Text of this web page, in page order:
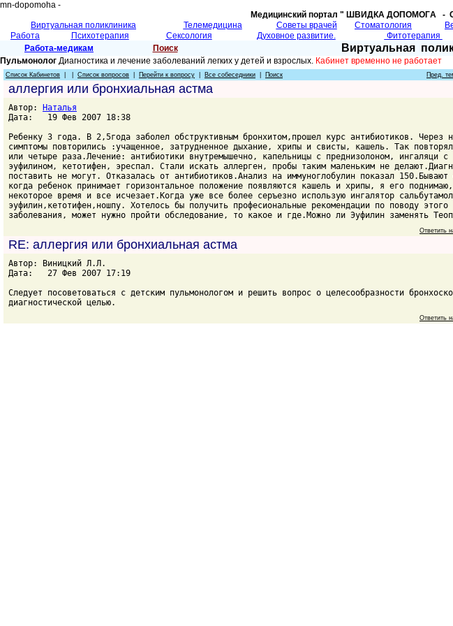
mn-dopomoha -
Медицинский портал " ШВИДКА ДОПОМОГA -
Виртуальная поликлиника
Телемедицина Советы врачей Cтоматология
Работа
Психотерапия Сексология Духовное развитие. Фитотерапия
Работа-медикам
Поиск Виртуальная
Пульмонолог Диагностика и лечение заболеваний легких у детей и взрослых. Кабинет временно не работает
Список Кабинетов Список вопросов Перейти к вопросу Все собеседники Поиск Пред.
аллергия или бронхиальная астма
Автор:
Наталья
Дата: 19 Фев 2007 18:38
Ребенку 3 года. В 2,5года заболел обструктивным бронхитом,прошел курс антибиотиков. Через
симптомы повторились :учащенное, затрудненное дыхание, хрипы и свисты, кашель. Так
или четыре раза.Лечение: антибиотики внутремышечно, капельницы с преднизолоном, ингаляци с
эуфилином, кетотифен, эреспал. Стали искать аллерген, пробы таким маленьким не
поставить не могут. Отказалась от антибиотиков.Анализ на иммуноглобулин показал 150.Бывают
когда ребенок принимает горизонтальное положение появляются кашель и хрипы, я его
некоторое время и все исчезает.Когда уже все более серъезно использую ингалятор
эуфилин,кетотифен,ношпу. Хотелось бы получить професиональные рекомендации по поводу этого
заболевания, может нужно пройти обследование, то какое и где.Можно ли Эуфилин заменять
Ответить
RE: аллергия или бронхиальная астма
Автор: Виницкий Л.Л.
Дата: 27 Фев 2007 17:19
Следует посоветоваться с детским пульмонологом и решить вопрос о целесообразности
диагностической целью.
Ответить